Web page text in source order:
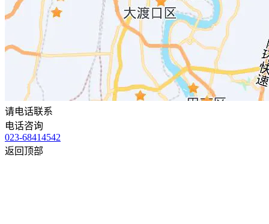
请电话联系
电话咨询
023-68414542
返回顶部